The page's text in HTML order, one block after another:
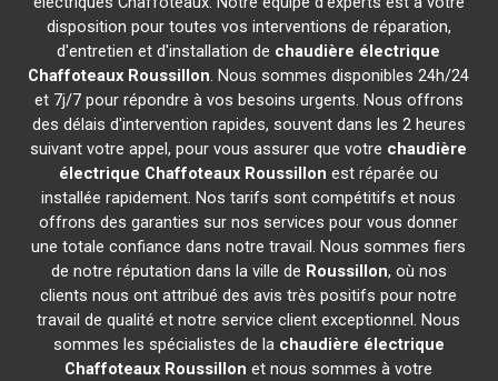
disposition pour toutes vos interventions de réparation,
d'entretien et d'installation de chaudière électrique
Chaffoteaux Roussillon. Nous sommes disponibles 24h/24
et 7j/7 pour répondre à vos besoins urgents. Nous offrons
des délais d'intervention rapides, souvent dans les 2 heures
suivant votre appel, pour vous assurer que votre chaudière
électrique Chaffoteaux Roussillon est réparée ou
installée rapidement. Nos tarifs sont compétitifs et nous
offrons des garanties sur nos services pour vous donner
une totale confiance dans notre travail. Nous sommes fiers
de notre réputation dans la ville de Roussillon, où nos
clients nous ont attribué des avis très positifs pour notre
travail de qualité et notre service client exceptionnel. Nous
sommes les spécialistes de la chaudière électrique
Chaffoteaux Roussillon et nous sommes à votre